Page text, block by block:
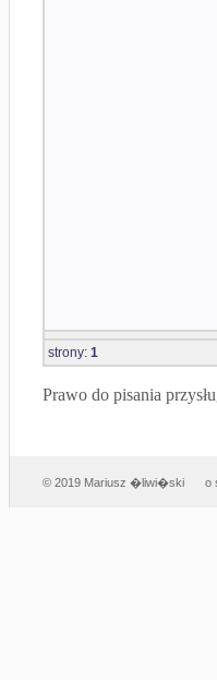
strony: 1
Prawo do pisania
© 2019 Mariusz �liwi�ski o